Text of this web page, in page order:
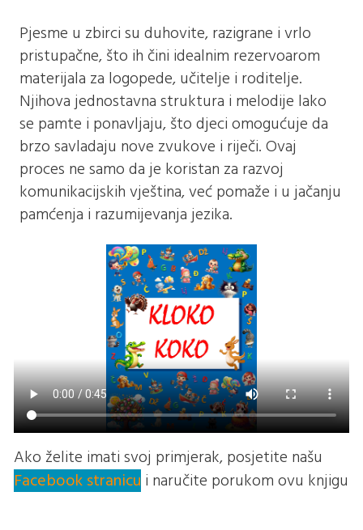
Pjesme u zbirci su duhovite, razigrane i vrlo
pristupačne, što ih čini idealnim rezervoarom
materijala za logopede, učitelje i roditelje.
Njihova jednostavna struktura i melodije lako
se pamte i ponavljaju, što djeci omogućuje da
brzo savladaju nove zvukove i riječi. Ovaj
proces ne samo da je koristan za razvoj
komunikacijskih vještina, već pomaže i u jačanju
pamćenja i razumijevanja jezika.
Ako želite imati svoj primjerak, posjetite našu
Facebook stranicu i naručite porukom ovu knjigu